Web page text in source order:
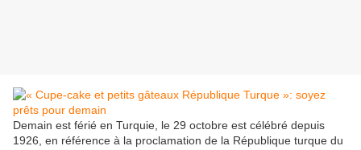
Demain est férié en Turquie, le 29 octobre est célébré depuis
1926, en référence à la proclamation de la République turque du